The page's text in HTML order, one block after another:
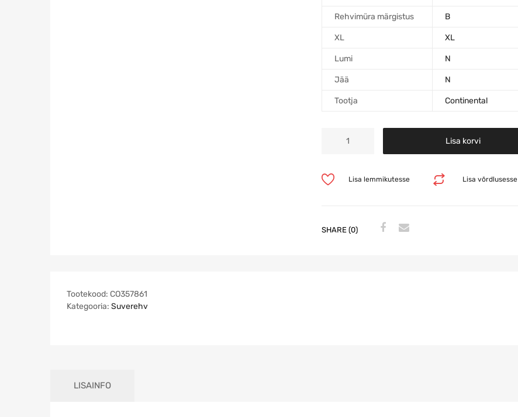
Rehvimüra märgistus B
XL XL
Lumi N
Jää N
Tootja Continental
Lisa korvi
Lisa võrdlusesse
Lisa lemmikutesse
SHARE (0)
Tootekood: CO357861
Kategooria: Suverehv
LISAINFO